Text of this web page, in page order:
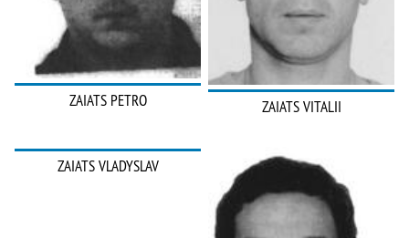
ZAIATS PETRO ZAIATS VITALII
ZAIATS VLADYSLAV